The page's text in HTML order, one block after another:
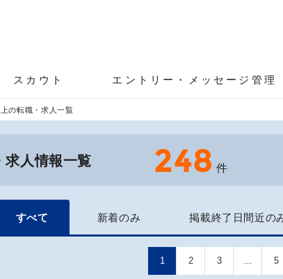
スカウト エントリー・メッセージ管理
の転職・求人一覧
求人情報一覧 248 件
すべて 新着のみ 掲載終了日間近の
1 2 3 … 5